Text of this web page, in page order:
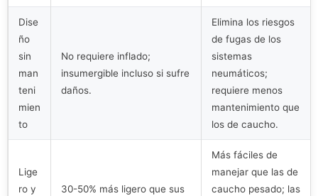
Dise
ño
sin
man
teni
mien
to
No requiere inflado;
insumergible incluso si sufre
daños.
Elimina los riesgos
de fugas de los
sistemas
neumáticos;
requiere menos
mantenimiento que
los de caucho.
Lige
ro y
30-50% más ligero que sus
Más fáciles de
manejar que las de
caucho pesado; las